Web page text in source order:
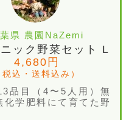
県 農園NaZemi
ック野菜セット L
4,680円
税込・送料込み）
品目（4〜5人用）無
化学肥料にて育てた野